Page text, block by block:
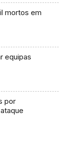
mortos em
equipas
por